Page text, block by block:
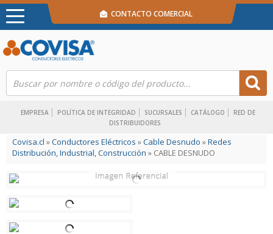
EMPRESA POLÍTICA DE INTEGRIDAD SUCURSALES CATÁLOGO
RED DE
DISTRIBUIDORES
CONTACTO COMERCIAL
Covisa.cl »Conductores Eléctricos »Cable Desnudo »Redes
Distribución, Industrial, Construcción » CABLE DESNUDO